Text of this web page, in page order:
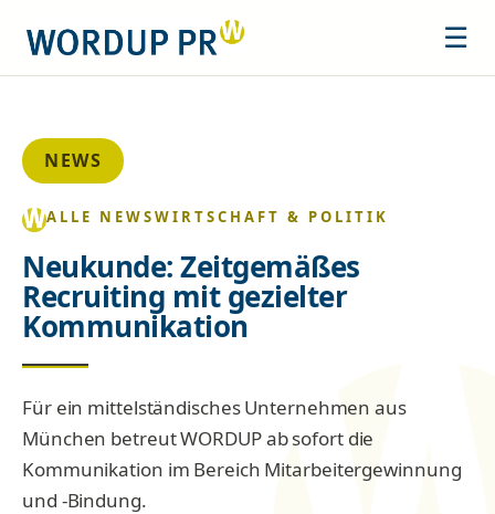
☰
NEWS
ALLE NEWSWIRTSCHAFT & POLITIK
Neukunde: Zeitgemäßes
Recruiting mit gezielter
Kommunikation
Für ein mittelständisches Unternehmen aus
München betreut WORDUP ab sofort die
Kommunikation im Bereich Mitarbeitergewinnung
und -Bindung.